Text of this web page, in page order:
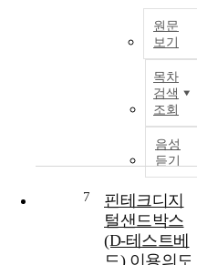
theory of situated
knowledges and
Herbert Simon’s
satisficing to
conceptualizations
of data and means
of evaluating
thresholds of
knowledge that
researchers
obtained about
원문
보기
목차
검색
조회
음성
듣기
7
핀테크디지
털샌드박스
(D-테스트베
드) 이용의도